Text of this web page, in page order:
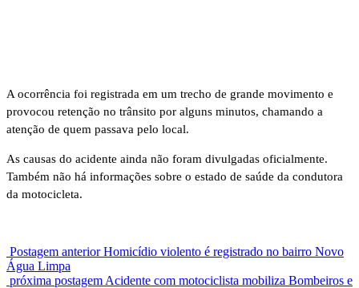
A ocorrência foi registrada em um trecho de grande movimento e
provocou retenção no trânsito por alguns minutos, chamando a
atenção de quem passava pelo local.
As causas do acidente ainda não foram divulgadas oficialmente.
Também não há informações sobre o estado de saúde da condutora
da motocicleta.
Postagem anterior Homicídio violento é registrado no bairro Novo
Água Limpa
próxima postagemAcidente com motociclista mobiliza Bombeiros e